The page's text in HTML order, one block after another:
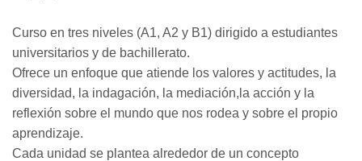
Curso en tres niveles (A1, A2 y B1) dirigido a estudiantes
universitarios y de bachillerato.
Ofrece un enfoque que atiende los valores y actitudes, la
diversidad, la indagación, la mediación,la acción y la
reflexión sobre el mundo que nos rodea y sobre el propio
aprendizaje.
Cada unidad se plantea alrededor de un concepto